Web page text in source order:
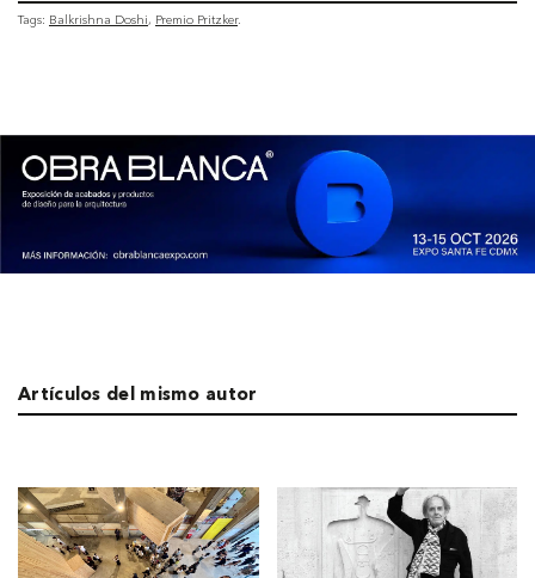
Tags: Balkrishna Doshi Premio Pritzker
Artículos del mismo autor